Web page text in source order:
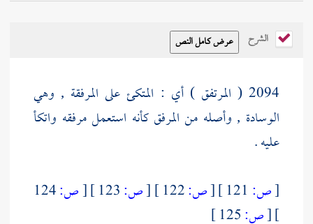
الشرح
2094 ( المرتفق ) أي : المتكئ على المرفقة , وهي
الوسادة , وأصله من المرفق كأنه استعمل مرفقه واتكأ
عليه .
[ص: [ص: [ص: [ص:124
]
[ص: